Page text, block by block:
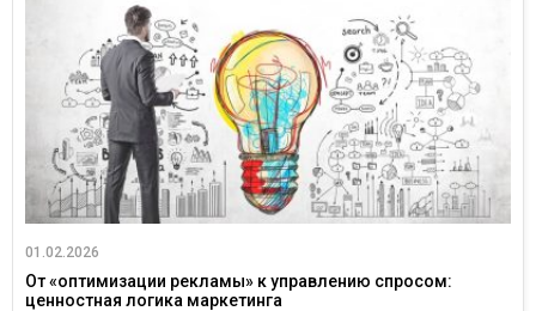
01.02.2026
От «оптимизации рекламы» к управлению спросом:
ценностная логика маркетинга